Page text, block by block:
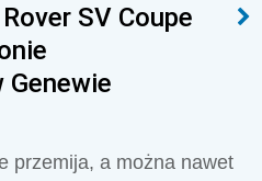
SV Coupe
przemija, a można nawet